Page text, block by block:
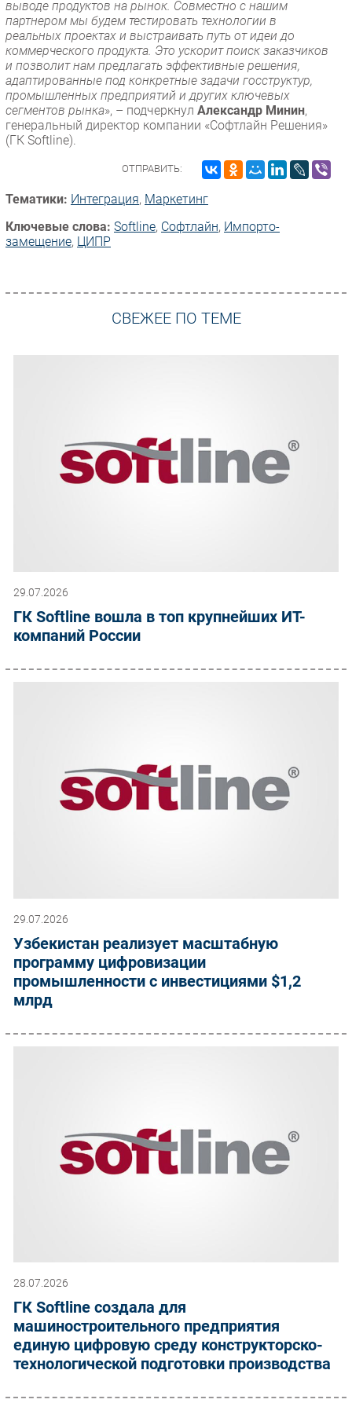
выводе продуктов на рынок. Совместно с нашим
партнером мы будем тестировать технологии в
реальных проектах и выстраивать путь от идеи до
коммерческого продукта. Это ускорит поиск заказчиков
и позволит нам предлагать эффективные решения,
адаптированные под конкретные задачи госструктур,
промышленных предприятий и других ключевых
сегментов рынка», – подчеркнул Александр Минин,
генеральный директор компании «Софтлайн Решения»
(ГК Softline).
ОТПРАВИТЬ:
Тематики: Интеграция, Маркетинг
Ключевые слова: Softline, Софтлайн, Импорто­
замещение, ЦИПР
СВЕЖЕЕ ПО ТЕМЕ
29.07.2026
ГК Softline вошла в топ крупнейших ИТ-
компаний России
29.07.2026
Узбекистан реализует масштабную
программу цифровизации
промышленности с инвестициями $1,2
млрд
28.07.2026
ГК Softline создала для
машиностроительного предприятия
единую цифровую среду конструкторско-
технологической подготовки производства